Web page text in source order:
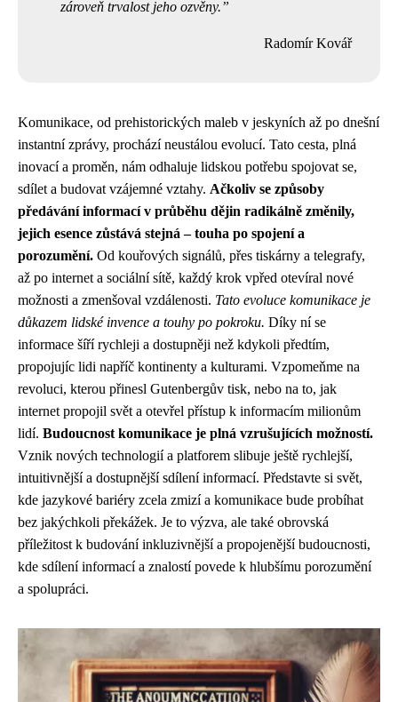
zároveň trvalost jeho ozvěny.
Radomír Kovář
Komunikace, od prehistorických maleb v jeskyních až po dnešní
instantní zprávy, prochází neustálou evolucí. Tato cesta, plná
inovací a proměn, nám odhaluje lidskou potřebu spojovat se,
sdílet a budovat vzájemné vztahy. Ačkoliv se způsoby
předávání informací v průběhu dějin radikálně změnily,
jejich esence zůstává stejná – touha po spojení a
porozumění. Od kouřových signálů, přes tiskárny a telegrafy,
až po internet a sociální sítě, každý krok vpřed otevíral nové
možnosti a zmenšoval vzdálenosti. Tato evoluce komunikace je
důkazem lidské invence a touhy po pokroku. Díky ní se
informace šíří rychleji a dostupněji než kdykoli předtím,
propojujíc lidi napříč kontinenty a kulturami. Vzpomeňme na
revoluci, kterou přinesl Gutenbergův tisk, nebo na to, jak
internet propojil svět a otevřel přístup k informacím milionům
lidí. Budoucnost komunikace je plná vzrušujících možností.
Vznik nových technologií a platforem slibuje ještě rychlejší,
intuitivnější a dostupnější sdílení informací. Představte si svět,
kde jazykové bariéry zcela zmizí a komunikace bude probíhat
bez jakýchkoli překážek. Je to výzva, ale také obrovská
příležitost k budování inkluzivnější a propojenější budoucnosti,
kde sdílení informací a znalostí povede k hlubšímu porozumění
a spolupráci.